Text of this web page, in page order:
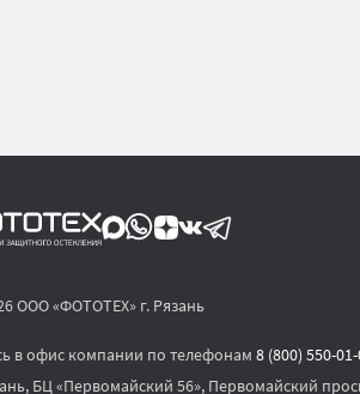
ООО «ФОТОТЕХ» г. Рязань
в офис компании по телефонам 8 (800) 550-01-
БЦ «Первомайский 56», Первомайский